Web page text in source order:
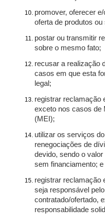
promover, oferecer
oferta de produtos
postar ou transmitir
sobre o mesmo fato;
recusar a realização
casos em que esta
legal;
registrar reclamação
exceto nos casos de
(MEI);
utilizar os serviços
renegociações de
devido, sendo o
sem financiamento; e
registrar reclamação
seja responsável
contratado/ofertado,
responsabilidade